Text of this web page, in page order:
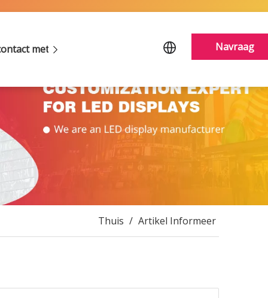
met ons op Navraag
Thuis / Artikel Informeer